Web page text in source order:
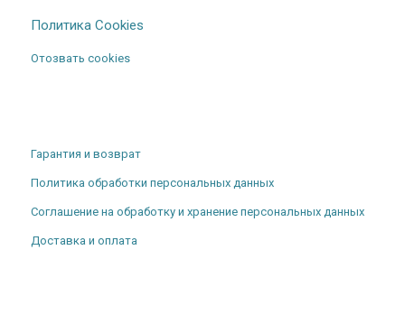
Политика Cookies
Отозвать cookies
Гарантия и возврат
Политика обработки персональных данных
Соглашение на обработку и хранение персональных данных
Доставка и оплата